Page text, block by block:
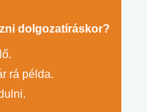
dolgozatíráskor?
rá példa.